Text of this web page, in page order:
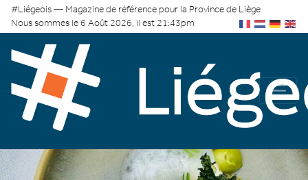
#Liégeois — Magazine de référence pour la Province de Liège
Nous sommes le 6 Août 2026, il est 21:43pm